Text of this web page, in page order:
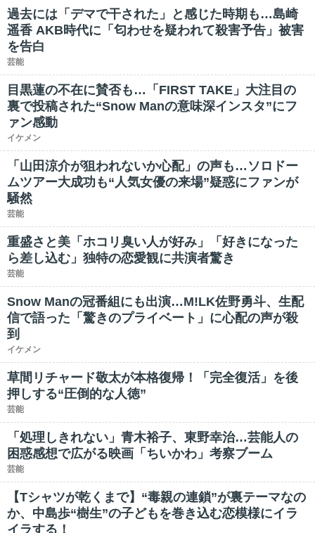
過去には「デマで干された」と感じた時期も…島崎
遥香 AKB時代に「匂わせを疑われて殺害予告」被害
を告白
芸能
目黒蓮の不在に賛否も…「FIRST TAKE」大注目の
裏で投稿された“Snow Manの意味深インスタ”にフ
ァン感動
イケメン
「山田涼介が狙われないか心配」の声も…ソロドー
ムツアー大成功も“人気女優の来場”疑惑にファンが
騒然
芸能
重盛さと美「ホコリ臭い人が好み」「好きになった
ら差し込む」独特の恋愛観に共演者驚き
芸能
Snow Manの冠番組にも出演…M!LK佐野勇斗、生配
信で語った「驚きのプライベート」に心配の声が殺
到
イケメン
草間リチャード敬太が本格復帰！「完全復活」を後
押しする“圧倒的な人徳”
芸能
「処理しきれない」青木裕子、東野幸治…芸能人の
困惑感想で広がる映画「ちいかわ」考察ブーム
芸能
【Tシャツが乾くまで】“毒親の連鎖”が裏テーマなの
か、中島歩“樹生”の子どもを巻き込む恋模様にイラ
イラする！